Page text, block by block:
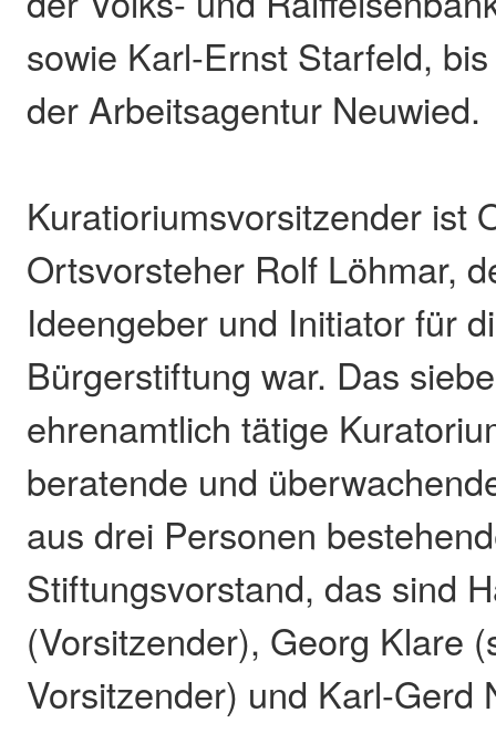
sowie Karl-Ernst Starfeld,
der Arbeitsagentur Neuwied.
Kuratioriumsvorsitzender ist
Ortsvorsteher Rolf Löhmar,
Ideengeber und Initiator für
Bürgerstiftung war. Das
ehrenamtlich tätige
beratende und
aus drei Personen
Stiftungsvorstand, das sind
(Vorsitzender), Georg Klare
Vorsitzender) und Karl-Gerd